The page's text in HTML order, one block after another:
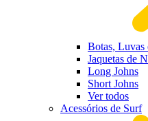
Botas, Luvas
Jaquetas de
Long Johns
Short Johns
Ver todos
Acessórios de Surf